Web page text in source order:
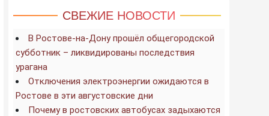
СВЕЖИЕ НОВОСТИ
В Ростове-на-Дону прошёл общегородской
субботник – ликвидированы последствия
урагана
Отключения электроэнергии ожидаются в
Ростове в эти августовские дни
Почему в ростовских автобусах задыхаются